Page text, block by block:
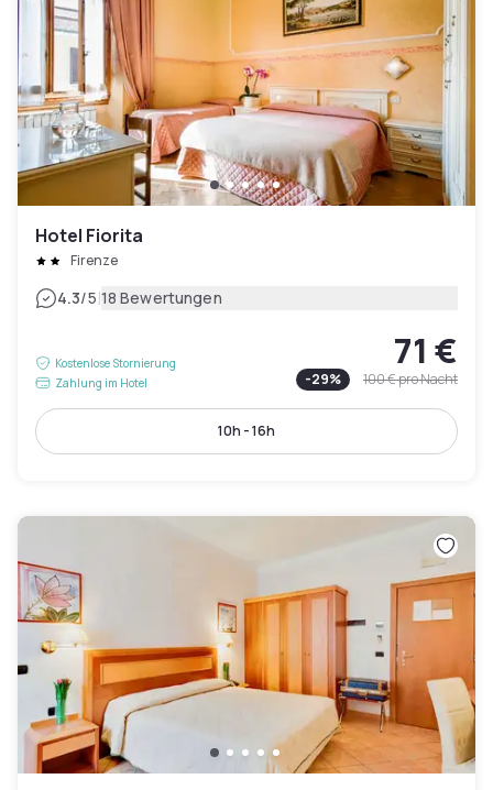
Hotel Fiorita
Firenze
4.3/5|18 Bewertungen
Kostenlose Stornierung
Zahlung im Hotel
71 €
-29% 100 €pro Nacht
10h - 16h